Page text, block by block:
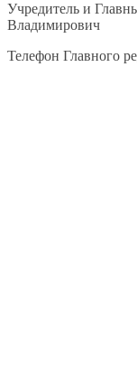
Учредитель и
Владимирович
Телефон Главного